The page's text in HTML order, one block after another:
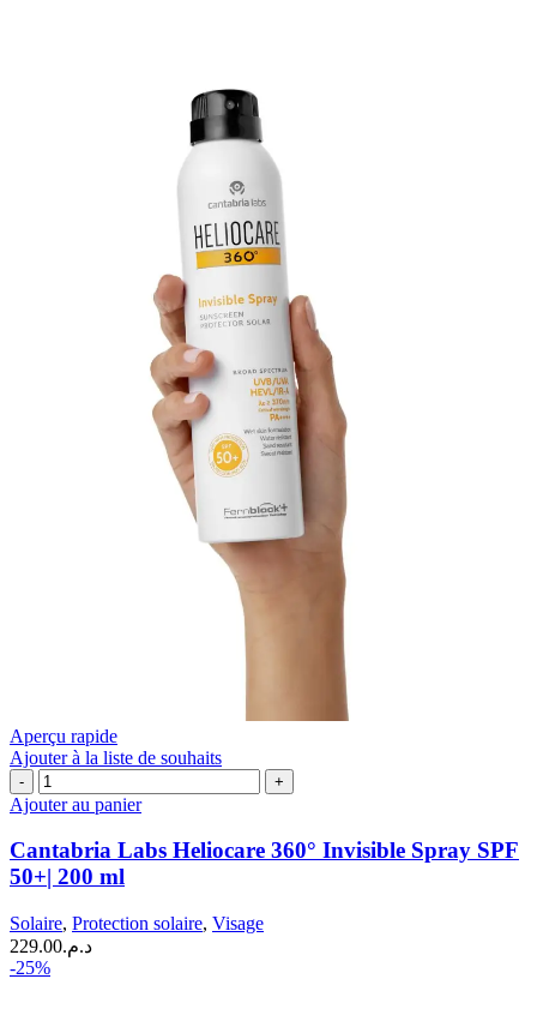
Aperçu rapide
Ajouter à la liste de souhaits
quantité
de
Cantabria
Labs
Heliocare
360°
Spray
SPF
50+|
Ajouter au panier
Cantabria Labs Heliocare 360° Invisible Spray SPF
50+| 200 ml
Solaire, Protection solaire, Visage
د.م.229.00
-25%